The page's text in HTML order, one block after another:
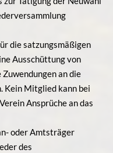
die satzungsmäßigen
Ausschüttung von
an die
Kein Mitglied kann bei
Ansprüche an das
oder Amtsträger
des